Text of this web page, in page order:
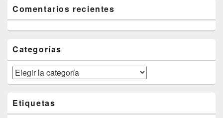
Comentarios recientes
Categorías
Categorías
Etiquetas